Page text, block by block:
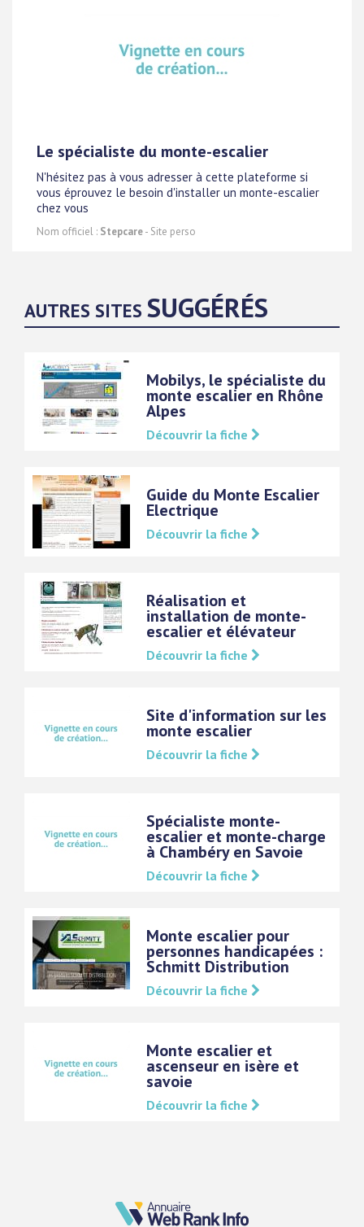
Le spécialiste du monte-escalier
N'hésitez pas à vous adresser à cette plateforme si
vous éprouvez le besoin d'installer un monte-escalier
chez vous
Nom officiel : Stepcare- Site perso
AUTRES SITES SUGGÉRÉS
Mobilys, le spécialiste du
monte escalier en Rhône
Alpes
Découvrir la fiche
Guide du Monte Escalier
Electrique
Découvrir la fiche
Réalisation et
installation de monte-
escalier et élévateur
Découvrir la fiche
Site d'information sur les
monte escalier
Découvrir la fiche
Spécialiste monte-
escalier et monte-charge
à Chambéry en Savoie
Découvrir la fiche
Monte escalier pour
personnes handicapées :
Schmitt Distribution
Découvrir la fiche
Monte escalier et
ascenseur en isère et
savoie
Découvrir la fiche